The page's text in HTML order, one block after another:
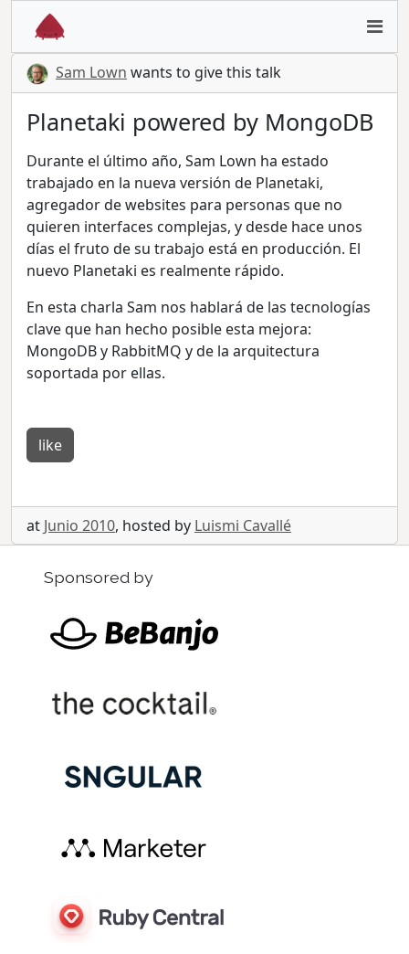
Sam Lown wants to give this talk
Planetaki powered by MongoDB
Durante el último año, Sam Lown ha estado
trabajado en la nueva versión de Planetaki,
agregador de websites para personas que no
quieren interfaces complejas, y desde hace unos
días el fruto de su trabajo está en producción. El
nuevo Planetaki es realmente rápido.
En esta charla Sam nos hablará de las tecnologías
clave que han hecho posible esta mejora:
MongoDB y RabbitMQ y de la arquitectura
soportada por ellas.
like
at Junio 2010, hosted by Luismi Cavallé
Sponsored by